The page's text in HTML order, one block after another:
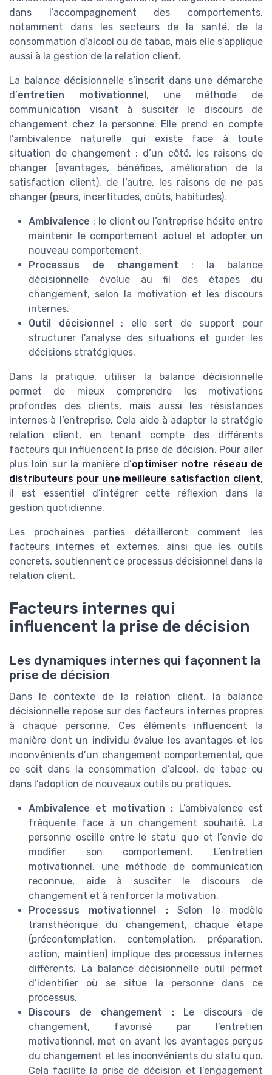
dans l’accompagnement des comportements,
notamment dans les secteurs de la santé, de la
consommation d’alcool ou de tabac, mais elle s’applique
aussi à la gestion de la relation client.
La balance décisionnelle s’inscrit dans une démarche
d’entretien motivationnel, une méthode de
communication visant à susciter le discours de
changement chez la personne. Elle prend en compte
l’ambivalence naturelle qui existe face à toute
situation de changement : d’un côté, les raisons de
changer (avantages, bénéfices, amélioration de la
satisfaction client), de l’autre, les raisons de ne pas
changer (peurs, incertitudes, coûts, habitudes).
Ambivalence : le client ou l’entreprise hésite entre
maintenir le comportement actuel et adopter un
nouveau comportement.
Processus de changement : la balance
décisionnelle évolue au fil des étapes du
changement, selon la motivation et les discours
internes.
Outil décisionnel: elle sert de support pour
structurer l’analyse des situations et guider les
décisions stratégiques.
Dans la pratique, utiliser la balance décisionnelle
permet de mieux comprendre les motivations
profondes des clients, mais aussi les résistances
internes à l’entreprise. Cela aide à adapter la stratégie
relation client, en tenant compte des différents
facteurs qui influencent la prise de décision. Pour aller
plus loin sur la manière d’optimiser notre réseau de
distributeurs pour une meilleure satisfaction client,
il est essentiel d’intégrer cette réflexion dans la
gestion quotidienne.
Les prochaines parties détailleront comment les
facteurs internes et externes, ainsi que les outils
concrets, soutiennent ce processus décisionnel dans la
relation client.
Facteurs internes qui
influencent la prise de décision
Les dynamiques internes qui façonnent la
prise de décision
Dans le contexte de la relation client, la balance
décisionnelle repose sur des facteurs internes propres
à chaque personne. Ces éléments influencent la
manière dont un individu évalue les avantages et les
inconvénients d’un changement comportemental, que
ce soit dans la consommation d’alcool, de tabac ou
dans l’adoption de nouveaux outils ou pratiques.
Ambivalence et motivation : L’ambivalence est
fréquente face à un changement souhaité. La
personne oscille entre le statu quo et l’envie de
modifier son comportement. L’entretien
motivationnel, une méthode de communication
reconnue, aide à susciter le discours de
changement et à renforcer la motivation.
Processus motivationnel :Selon le modèle
transthéorique du changement, chaque étape
(précontemplation, contemplation, préparation,
action, maintien) implique des processus internes
différents. La balance décisionnelle outil permet
d’identifier où se situe la personne dans ce
processus.
Discours de changement :Le discours de
changement, favorisé par l’entretien
motivationnel, met en avant les avantages perçus
du changement et les inconvénients du statu quo.
Cela facilite la prise de décision et l’engagement